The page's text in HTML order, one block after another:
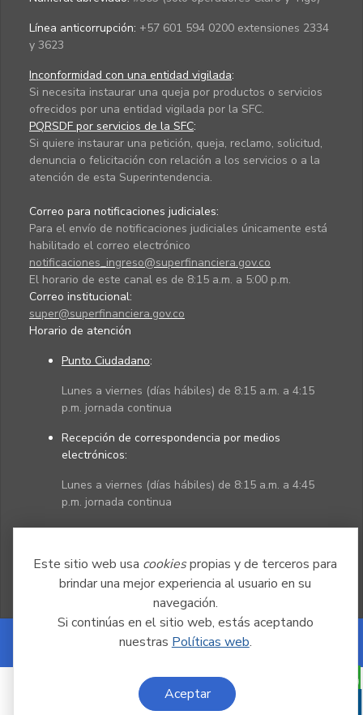
Este sitio web usa cookiespropias y de terceros para
brindar una mejor experiencia al usuario en su
navegación.
Si continúas en el sitio web, estás aceptando
nuestras Políticas web.
Aceptar
Línea anticorrupción: +57 601 594 0200 extensiones 2334
y 3623
Inconformidad con una entidad vigilada:
Si necesita instaurar una queja por productos o servicios
ofrecidos por una entidad vigilada por la SFC.
PQRSDF por servicios de la SFC:
Si quiere instaurar una petición, queja, reclamo, solicitud,
denuncia o felicitación con relación a los servicios o a la
atención de esta Superintendencia.
Correo para notificaciones judiciales:
Para el envío de notificaciones judiciales únicamente está
habilitado el correo electrónico
notificaciones_ingreso@superfinanciera.gov.co
El horario de este canal es de 8:15 a.m. a 5:00 p.m.
Correo institucional:
super@superfinanciera.gov.co
Horario de atención
Punto Ciudadano:
Lunes a viernes (días hábiles) de 8:15 a.m. a 4:15
p.m. jornada continua
Recepción de correspondencia por medios
electrónicos:
Lunes a viernes (días hábiles) de 8:15 a.m. a 4:45
p.m. jornada continua
Powered by Nexura